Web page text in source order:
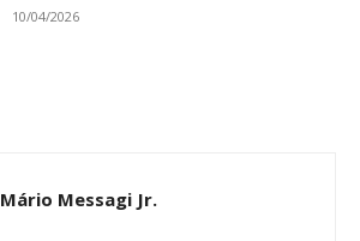
10/04/2026
Mário Messagi Jr.